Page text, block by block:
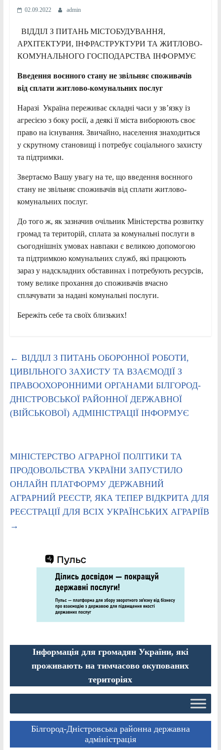
02.09.2022 admin
ВІДДІЛ З ПИТАНЬ МІСТОБУДУВАННЯ,
АРХІТЕКТУРИ, ІНФРАСТРУКТУРИ ТА ЖИТЛОВО-
КОМУНАЛЬНОГО ГОСПОДАРСТВА ІНФОРМУЄ
Введення воєнного стану не звільняє споживачів
від сплати житлово-комунальних послуг
Наразі Україна переживає складні часи у зв’язку із
агресією з боку росії, а деякі її міста виборюють своє
право на існування. Звичайно, населення знаходиться
у скрутному становищі і потребує соціального захисту
та підтримки.
Звертаємо Вашу увагу на те, що введення воєнного
стану не звільняє споживачів від сплати житлово-
комунальних послуг.
До того ж, як зазначив очільник Міністерства розвитку
громад та територій, сплата за комунальні послуги в
сьогоднішніх умовах навпаки є великою допомогою
та підтримкою комунальних служб, які працюють
зараз у надскладних обставинах і потребують ресурсів,
тому велике прохання до споживачів вчасно
сплачувати за надані комунальні послуги.
Бережіть себе та своїх близьких!
← ВІДДІЛ З ПИТАНЬ ОБОРОННОЇ РОБОТИ,
ЦИВІЛЬНОГО ЗАХИСТУ ТА ВЗАЄМОДІЇ З
ПРАВООХОРОННИМИ ОРГАНАМИ БІЛГОРОД-
ДНІСТРОВСЬКОЇ РАЙОННОЇ ДЕРЖАВНОЇ
(ВІЙСЬКОВОЇ) АДМІНІСТРАЦІЇ ІНФОРМУЄ
МІНІСТЕРСТВО АГРАРНОЇ ПОЛІТИКИ ТА
ПРОДОВОЛЬСТВА УКРАЇНИ ЗАПУСТИЛО
ОНЛАЙН ПЛАТФОРМУ ДЕРЖАВНИЙ
АГРАРНИЙ РЕЄСТР, ЯКА ТЕПЕР ВІДКРИТА ДЛЯ
РЕЄСТРАЦІЇ ДЛЯ ВСІХ УКРАЇНСЬКИХ АГРАРІЇВ
→
Інформація для громадян України, які
проживають на тимчасово окупованих
територіях
Білгород-Дністровська районна державна
адміністрація